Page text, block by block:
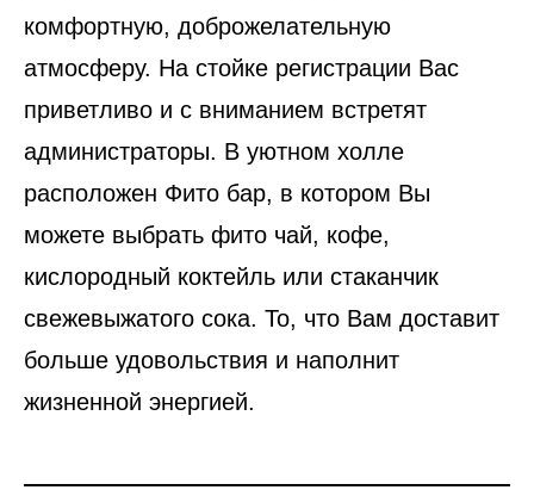
комфортную, доброжелательную
атмосферу. На стойке регистрации Вас
приветливо и с вниманием встретят
администраторы. В уютном холле
расположен Фито бар, в котором Вы
можете выбрать фито чай, кофе,
кислородный коктейль или стаканчик
свежевыжатого сока. То, что Вам доставит
больше удовольствия и наполнит
жизненной энергией.